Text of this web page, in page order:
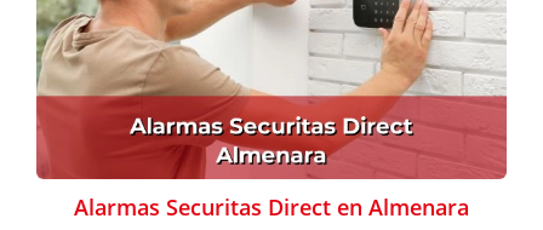
Alarmas Securitas Direct en Almenara